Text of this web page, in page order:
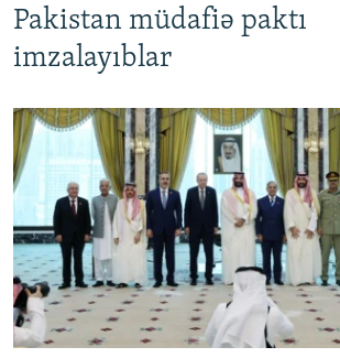
Pakistan müdafiə paktı
imzalayıblar